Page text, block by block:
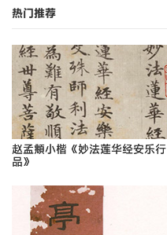
热门推荐
赵孟頫小楷《妙法莲华经安乐行
品》